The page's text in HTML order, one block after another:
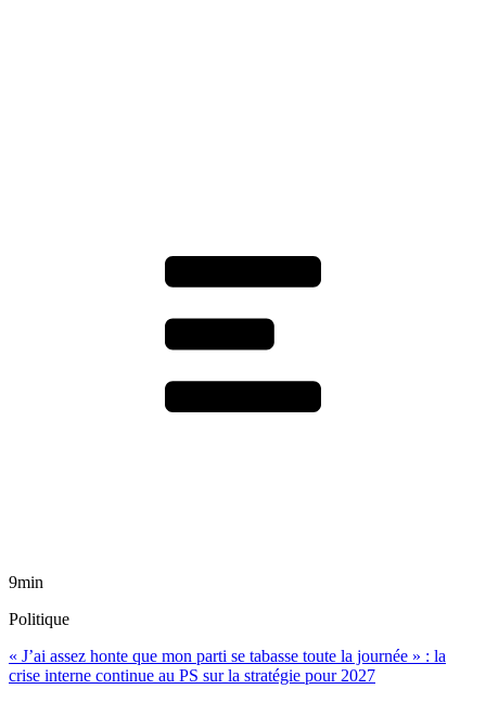
9min
Politique
« J’ai assez honte que mon parti se tabasse toute la journée » : la
crise interne continue au PS sur la stratégie pour 2027